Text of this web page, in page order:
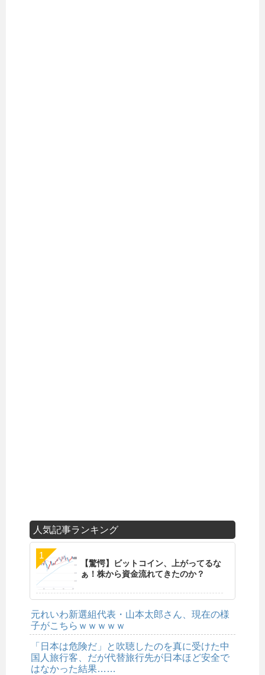
人気記事ランキング
【驚愕】ビットコイン、上がってるな
ぁ！株から資金流れてきたのか？
元れいわ新選組代表・山本太郎さん、現在の様
子がこちらｗｗｗｗｗ
「日本は危険だ」と吹聴したのを真に受けた中
国人旅行客、だが代替旅行先が日本ほど安全で
はなかった結果……